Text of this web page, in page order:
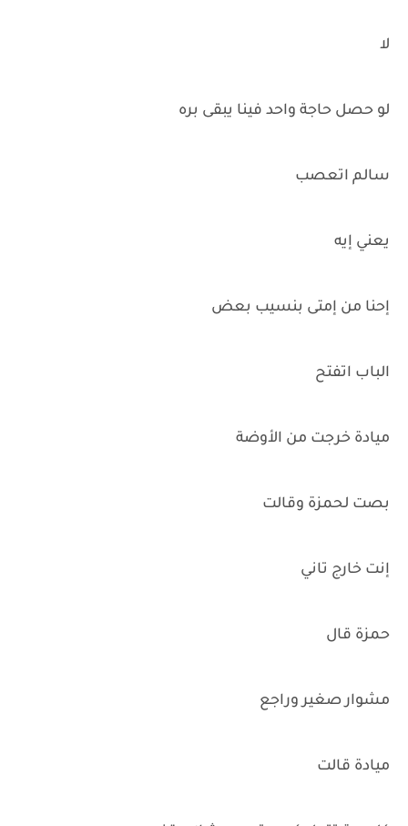
لا
لو حصل حاجة واحد فينا يبقى بره
سالم اتعصب
يعني إيه
إحنا من إمتى بنسيب بعض
الباب اتفتح
ميادة خرجت من الأوضة
بصت لحمزة وقالت
إنت خارج تاني
حمزة قال
مشوار صغير وراجع
ميادة قالت